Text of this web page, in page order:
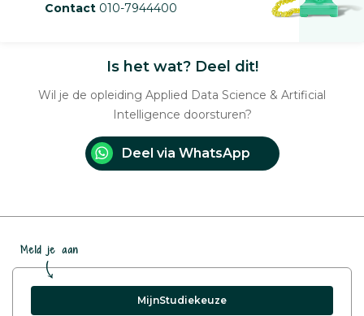
Contact 010-7944400
Is het wat? Deel dit!
Wil je de opleiding Applied Data Science & Artificial
Intelligence doorsturen?
Deel via WhatsApp
Meld je aan
MijnStudiekeuze